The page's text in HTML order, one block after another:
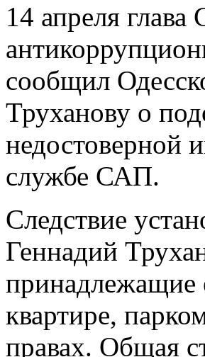
14 апреля
сообщил
Труханову о
недостоверной
службе САП.
Следствие
Геннадий
принадлежащие
квартире,
правах. Общая